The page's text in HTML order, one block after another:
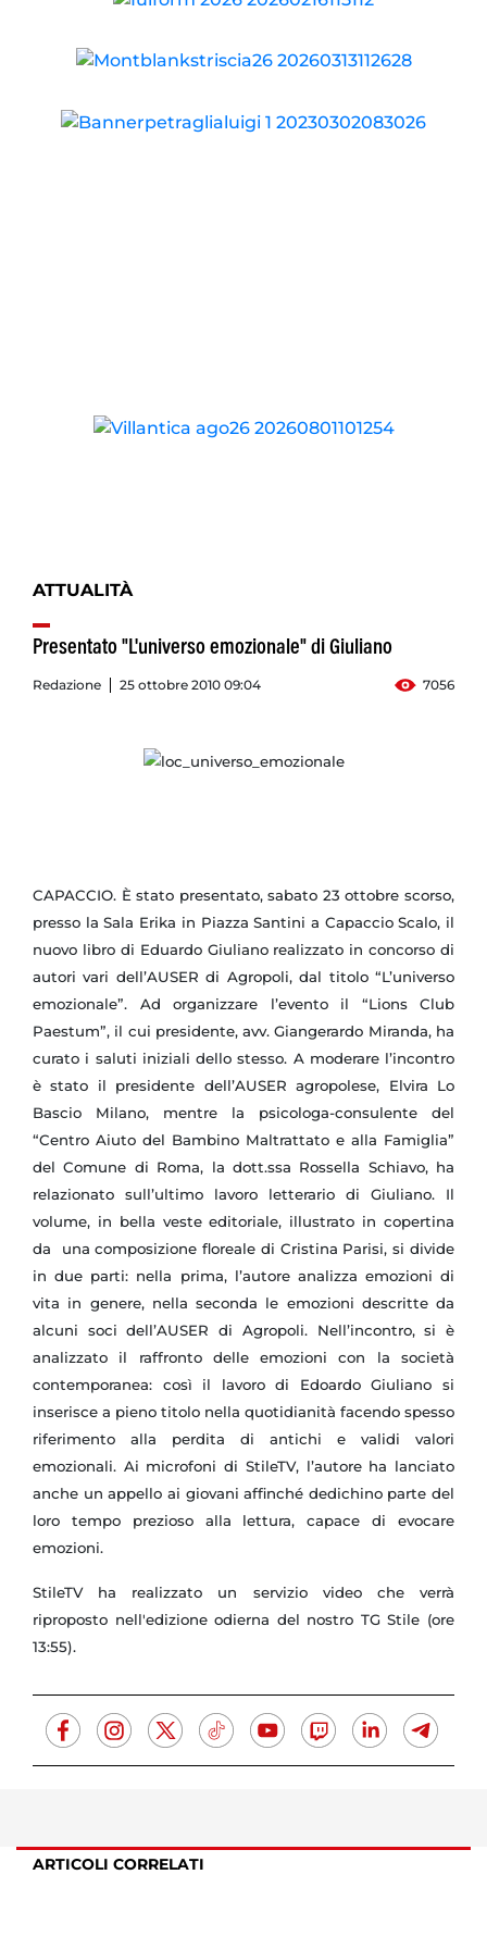
ATTUALITÀ
Presentato "L'universo emozionale" di Giuliano
Redazione 25 ottobre 2010 09:04 7056
CAPACCIO. È stato presentato, sabato 23 ottobre scorso,
presso la Sala Erika in Piazza Santini a Capaccio Scalo, il
nuovo libro di Eduardo Giuliano realizzato in concorso di
autori vari dell’AUSER di Agropoli, dal titolo “L’universo
emozionale”. Ad organizzare l’evento il “Lions Club
Paestum”, il cui presidente, avv. Giangerardo Miranda, ha
curato i saluti iniziali dello stesso. A moderare l’incontro
è stato il presidente dell’AUSER agropolese, Elvira Lo
Bascio Milano, mentre la psicologa-consulente del
“Centro Aiuto del Bambino Maltrattato e alla Famiglia”
del Comune di Roma, la dott.ssa Rossella Schiavo, ha
relazionato sull’ultimo lavoro letterario di Giuliano. Il
volume, in bella veste editoriale, illustrato in copertina
da una composizione floreale di Cristina Parisi, si divide
in due parti: nella prima, l’autore analizza emozioni di
vita in genere, nella seconda le emozioni descritte da
alcuni soci dell’AUSER di Agropoli. Nell’incontro, si è
analizzato il raffronto delle emozioni con la società
contemporanea: così il lavoro di Edoardo Giuliano si
inserisce a pieno titolo nella quotidianità facendo spesso
riferimento alla perdita di antichi e validi valori
emozionali. Ai microfoni di StileTV, l’autore ha lanciato
anche un appello ai giovani affinché dedichino parte del
loro tempo prezioso alla lettura, capace di evocare
emozioni.
StileTV ha realizzato un servizio video che verrà
riproposto nell'edizione odierna del nostro TG Stile (ore
13:55).
ARTICOLI CORRELATI